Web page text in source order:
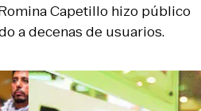
Capetillo hizo público
a decenas de usuarios.